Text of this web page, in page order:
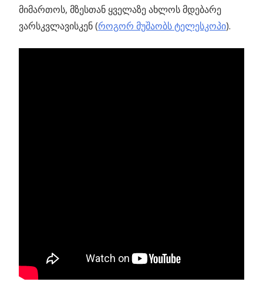
მიმართოს, მზესთან ყველაზე ახლოს მდებარე
ვარსკვლავისკენ (როგორ მუშაობს ტელესკოპი).